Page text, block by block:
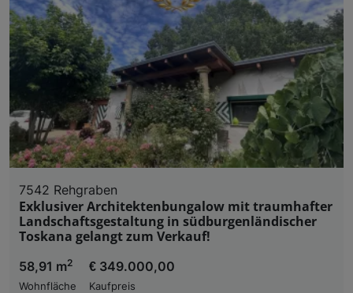
7542 Rehgraben
Exklusiver Architektenbungalow mit traumhafter
Landschaftsgestaltung in südburgenländischer
Toskana gelangt zum Verkauf!
58,91 m2
Wohnfläche
€ 349.000,00
Kaufpreis